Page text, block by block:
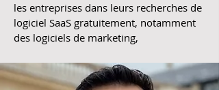
les entreprises dans leurs recherches de
logiciel SaaS gratuitement, notamment
des logiciels de marketing,